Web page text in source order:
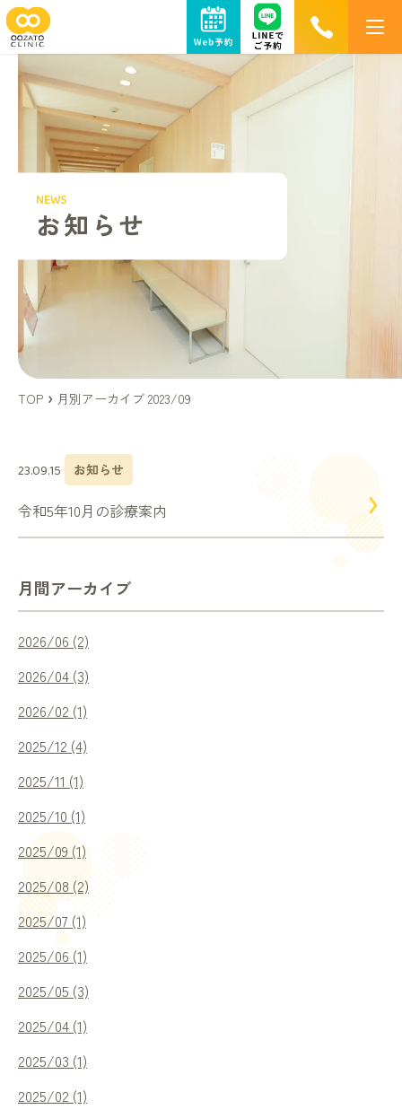
お知らせ
大里医院について
院長・スタッフ紹介
施設基準・加算に関する掲示
下肢静脈瘤
内科
外科・心臓血管外科
小児科・耳鼻咽喉科
皮膚科
人間ドック
個人情報保護方針
NEWS
お知らせ
TOP 月別アーカイブ 2023/09
23.09.15 お知らせ
令和5年10月の診療案内
月間アーカイブ
2026/06 (2)
2026/04 (3)
2026/02 (1)
2025/12 (4)
2025/11 (1)
2025/10 (1)
2025/09 (1)
2025/08 (2)
2025/07 (1)
2025/06 (1)
2025/05 (3)
2025/04 (1)
2025/03 (1)
2025/02 (1)